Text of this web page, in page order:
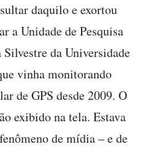
daquilo e exortou
a Unidade de Pesquisa
da Universidade
vinha monitorando
de GPS desde 2009. O
exibido na tela. Estava
de mídia – e de